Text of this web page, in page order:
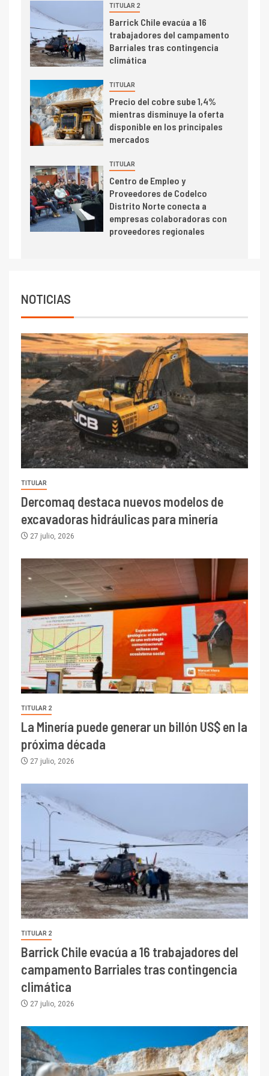
I+D
BHP proyecta producción de
cobre cercana a 2 millones de
toneladas tras récord en
7
Codelco reporta Ebitda de US$
6.670 millones y mejora sus
indicadores financieros
TITULAR 2
Barrick Chile evacúa a 16
trabajadores del campamento
Barriales tras contingencia
climática
TITULAR
Precio del cobre sube 1,4%
mientras disminuye la oferta
disponible en los principales
mercados
TITULAR
Centro de Empleo y
Proveedores de Codelco
Distrito Norte conecta a
empresas colaboradoras con
proveedores regionales
NOTICIAS
TITULAR
Dercomaq destaca nuevos modelos de
excavadoras hidráulicas para minería
27 julio, 2026
TITULAR 2
La Minería puede generar un billón US$ en la
próxima década
27 julio, 2026
TITULAR 2
Barrick Chile evacúa a 16 trabajadores del
campamento Barriales tras contingencia
climática
27 julio, 2026